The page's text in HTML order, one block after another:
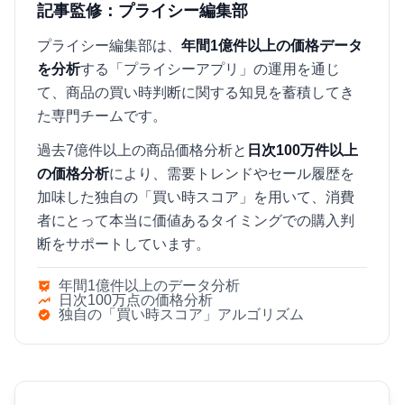
記事監修：プライシー編集部
プライシー編集部は、 年間1億件以上の価格データ
を分析する「プライシーアプリ」の運用を通じ
て、商品の買い時判断に関する知見を蓄積してき
た専門チームです。
過去7億件以上の商品価格分析と 日次100万件以上
の価格分析により、需要トレンドやセール履歴を
加味した独自の「買い時スコア」を用いて、消費
者にとって本当に価値あるタイミングでの購入判
断をサポートしています。
年間1億件以上のデータ分析
日次100万点の価格分析
独自の「買い時スコア」アルゴリズム